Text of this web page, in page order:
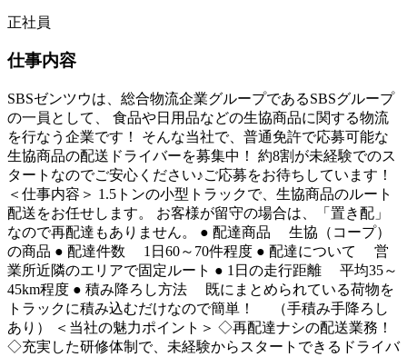
正社員
仕事内容
SBSゼンツウは、総合物流企業グループであるSBSグループ
の一員として、 食品や日用品などの生協商品に関する物流
を行なう企業です！ そんな当社で、普通免許で応募可能な
生協商品の配送ドライバーを募集中！ 約8割が未経験でのス
タートなのでご安心ください♪ご応募をお待ちしています！
＜仕事内容＞ 1.5トンの小型トラックで、生協商品のルート
配送をお任せします。 お客様が留守の場合は、「置き配」
なので再配達もありません。 ● 配達商品 生協（コープ）
の商品 ● 配達件数 1日60～70件程度 ● 配達について 営
業所近隣のエリアで固定ルート ● 1日の走行距離 平均35～
45km程度 ● 積み降ろし方法 既にまとめられている荷物を
トラックに積み込むだけなので簡単！ （手積み手降ろし
あり） ＜当社の魅力ポイント＞ ◇再配達ナシの配送業務！
◇充実した研修体制で、未経験からスタートできるドライバ